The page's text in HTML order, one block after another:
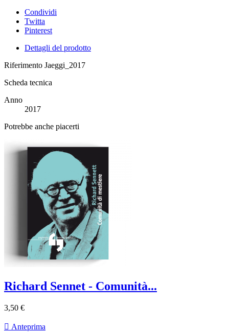
Condividi
Twitta
Pinterest
Dettagli del prodotto
Riferimento Jaeggi_2017
Scheda tecnica
Anno
2017
Potrebbe anche piacerti
Richard Sennet - Comunità...
3,50 €
 Anteprima